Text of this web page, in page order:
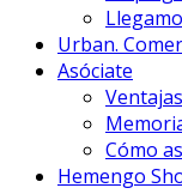
Urban.
Asóciate
Cómo
Hemengo